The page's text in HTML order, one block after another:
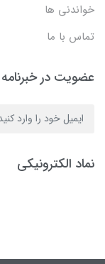
خواندنی ها
تماس با ما
عضویت در خبرنامه
نماد الکترونیکی